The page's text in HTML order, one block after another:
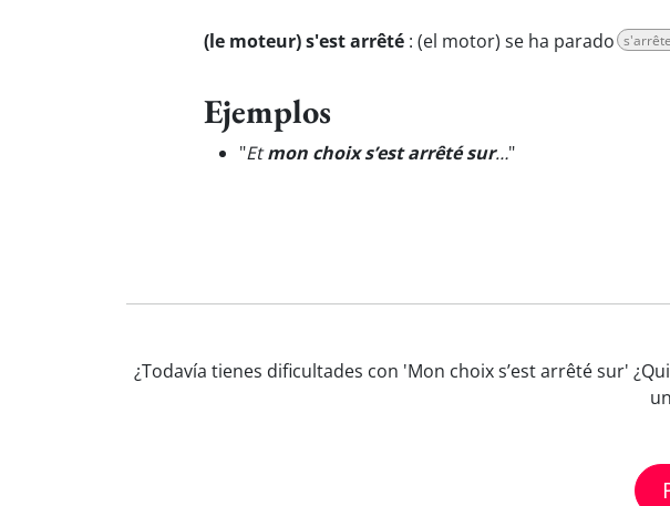
(le moteur) s'est arrêté : (el motor) se ha parado
Ejemplos
"Etmon choix s’est arrêté sur…"
¿Todavía tienes dificultades con 'Mon choix s’est arrêté sur'